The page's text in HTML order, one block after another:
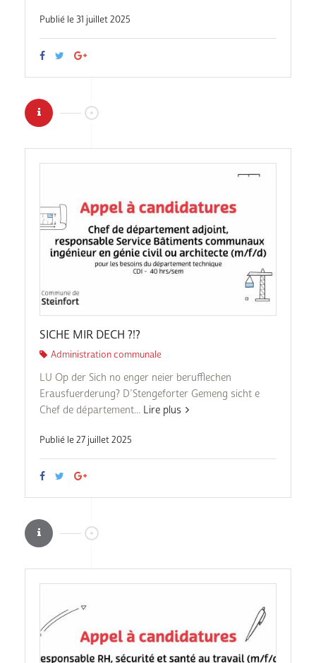
Publié le 31 juillet 2025
SICHE MIR DECH ?!?
Administration communale
LU Op der Sich no enger neier berufflechen
Erausfuerderung? D’Stengeforter Gemeng sicht e
Chef de département... Lire plus
Publié le 27 juillet 2025